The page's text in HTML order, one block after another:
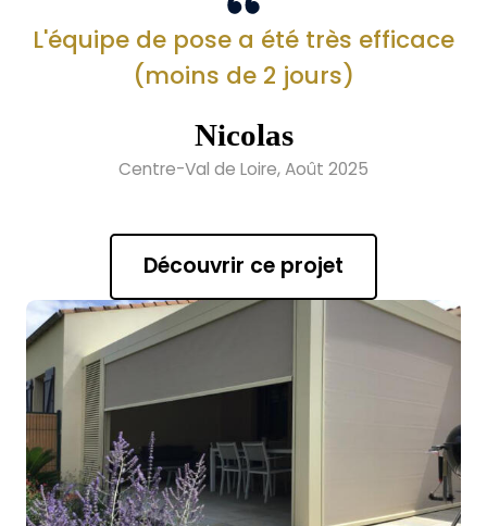
L'équipe de pose a été très efficace
(moins de 2 jours)
Nicolas
Centre-Val de Loire, Août 2025
Découvrir ce projet